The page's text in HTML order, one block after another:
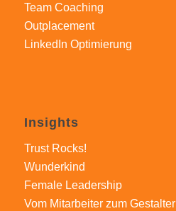
Team Coaching
Outplacement
LinkedIn Optimierung
Insights
Trust Rocks!
Wunderkind
Female Leadership
Vom Mitarbeiter zum Gestalter